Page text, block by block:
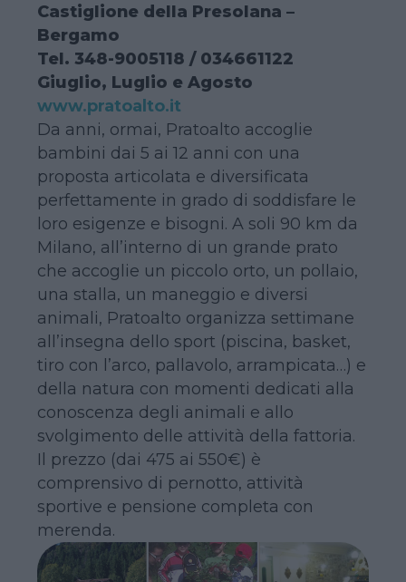
Castiglione della Presolana –
Bergamo
Tel. 348-9005118 / 034661122
Giuglio, Luglio e Agosto
www.pratoalto.it
Da anni, ormai, Pratoalto accoglie
bambini dai 5 ai 12 anni con una
proposta articolata e diversificata
perfettamente in grado di soddisfare le
loro esigenze e bisogni. A soli 90 km da
Milano, all’interno di un grande prato
che accoglie un piccolo orto, un pollaio,
una stalla, un maneggio e diversi
animali, Pratoalto organizza settimane
all’insegna dello sport (piscina, basket,
tiro con l’arco, pallavolo, arrampicata…) e
della natura con momenti dedicati alla
conoscenza degli animali e allo
svolgimento delle attività della fattoria.
Il prezzo (dai 475 ai 550€) è
comprensivo di pernotto, attività
sportive e pensione completa con
merenda.